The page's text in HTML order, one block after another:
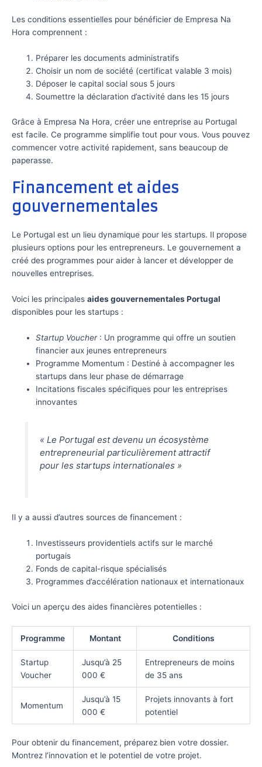
Les conditions essentielles pour bénéficier de Empresa Na
Hora comprennent :
Préparer les documents administratifs
Choisir un nom de société (certificat valable 3 mois)
Déposer le capital social sous 5 jours
Soumettre la déclaration d’activité dans les 15 jours
Grâce à Empresa Na Hora, créer une entreprise au Portugal
est facile. Ce programme simplifie tout pour vous. Vous pouvez
commencer votre activité rapidement, sans beaucoup de
paperasse.
Financement et aides
gouvernementales
Le Portugal est un lieu dynamique pour les startups. Il propose
plusieurs options pour les entrepreneurs. Le gouvernement a
créé des programmes pour aider à lancer et développer de
nouvelles entreprises.
Voici les principales aides gouvernementales Portugal
disponibles pour les startups :
Startup Voucher: Un programme qui offre un soutien
financier aux jeunes entrepreneurs
Programme Momentum : Destiné à accompagner les
startups dans leur phase de démarrage
Incitations fiscales spécifiques pour les entreprises
innovantes
« Le Portugal est devenu un écosystème
entrepreneurial particulièrement attractif
pour les startups internationales »
Il y a aussi d’autres sources de financement :
Investisseurs providentiels actifs sur le marché
portugais
Fonds de capital-risque spécialisés
Programmes d’accélération nationaux et internationaux
Voici un aperçu des aides financières potentielles :
Programme Montant Conditions
Startup
Voucher
Jusqu’à 25
000 €
Entrepreneurs de moins
de 35 ans
Momentum
Jusqu’à 15
000 €
Projets innovants à fort
potentiel
Pour obtenir du financement, préparez bien votre dossier.
Montrez l’innovation et le potentiel de votre projet.